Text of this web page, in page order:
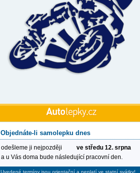
Objednáte-li samolepku dnes
odešleme ji nejpozději
ve středu 12. srpna
a u Vás doma bude následující pracovní den.
Uvedené termíny jsou orientační a neplatí ve statní svátky!